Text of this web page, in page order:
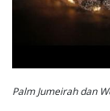
Palm Jumeirah dan